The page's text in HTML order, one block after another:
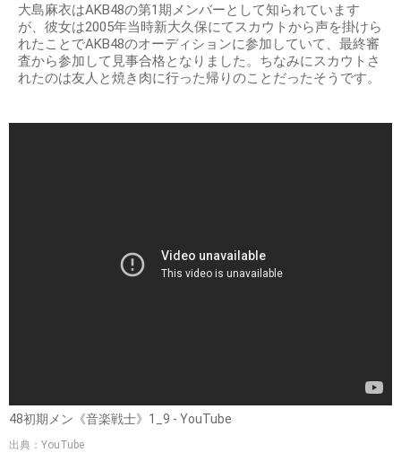
大島麻衣はAKB48の第1期メンバーとして知られています
が、彼女は2005年当時新大久保にてスカウトから声を掛けら
れたことでAKB48のオーディションに参加していて、最終審
査から参加して見事合格となりました。ちなみにスカウトさ
れたのは友人と焼き肉に行った帰りのことだったそうです。
48初期メン《音楽戦士》1_9 - YouTube
出典：YouTube